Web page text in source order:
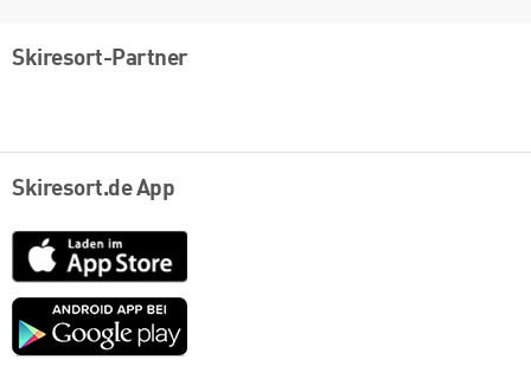
Skiresort-Partner
Skiresort.de App
App
Store
Google